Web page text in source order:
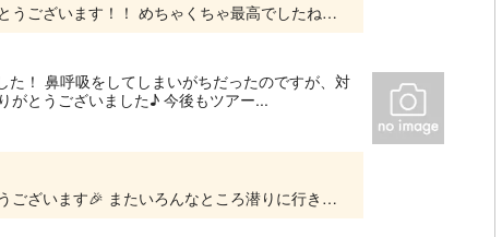
ありがとうございました！ ライセンス合格おめでとうございます！！ めちゃくちゃ最高でしたね、、 またお待ちしております！
！ 鼻呼吸をしてしまいがちだったのですが、対
がとうございました♪ 今後もツアー...
ありがとうございました ライセンス合格おめでとうございます🎉 またいろんなところ潜りに行きましょう！！